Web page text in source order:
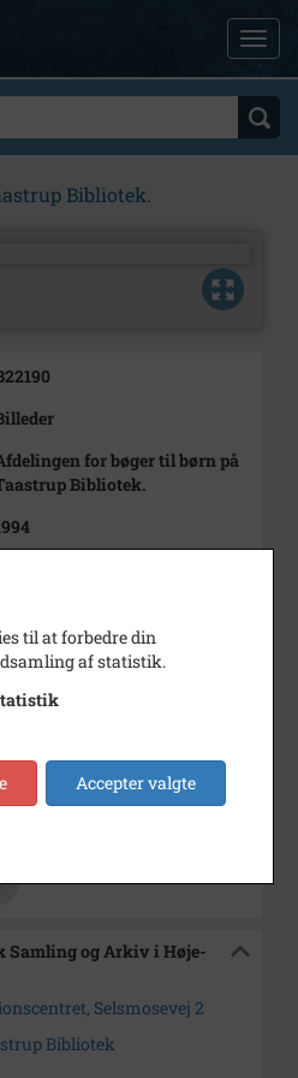
Bibliotek.
for bøger til børn på
Bibliotek.
(1000-2050)
Samling og Arkiv i
Samling og Arkiv i Høje-
Selsmosevej 2
Bibliotek
til at forbedre din
af statistik.
Accepter valgte